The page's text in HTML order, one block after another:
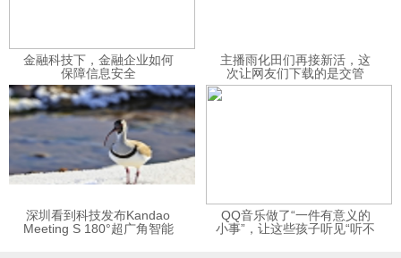
金融科技下，金融企业如何
保障信息安全
主播雨化田们再接新活，这
次让网友们下载的是交管
12123APP
深圳看到科技发布Kandao
Meeting S 180°超广角智能
QQ音乐做了“一件有意义的
小事”，让这些孩子听见“听不